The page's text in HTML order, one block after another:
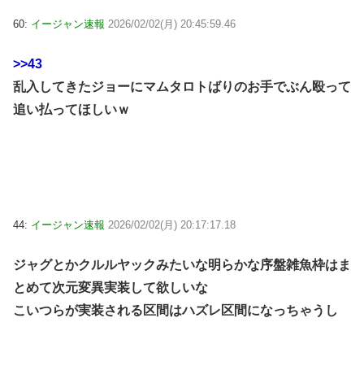
60: イージャン速報 2026/02/02(月) 20:45:59.46
>>43
乱入してきたジョーにマムタロトばりのお手でぶん殴って
追い払ってほしいｗ
44: イージャン速報 2026/02/02(月) 20:17:17.18
ジャグとかクルルヤックみたいな明らかな序盤雑魚枠はま
とめて次元変異実装して欲しいな
こいつらが実装される区間はハズレ区間になっちゃうし